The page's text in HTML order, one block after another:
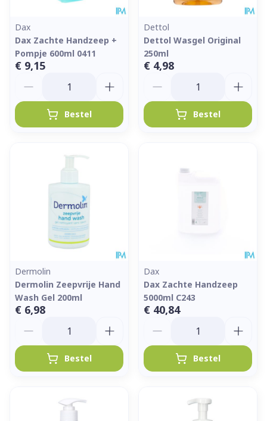
Dax
Dax Zachte Handzeep +
Pompje 600ml 0411
€ 9,15
Bestel
Dettol
Dettol Wasgel Original
250ml
€ 4,98
Bestel
Dermolin
Dermolin Zeepvrije Hand
Wash Gel 200ml
€ 6,98
Bestel
Dax
Dax Zachte Handzeep
5000ml C243
€ 40,84
Bestel